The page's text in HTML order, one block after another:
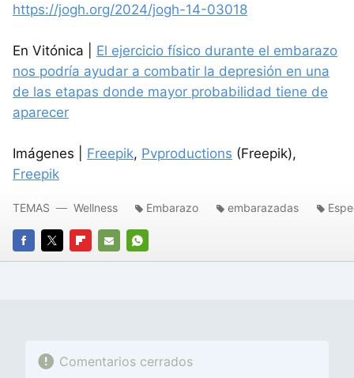
https://jogh.org/2024/jogh-14-03018
En Vitónica | El ejercicio físico durante el embarazo
nos podría ayudar a combatir la depresión en una
de las etapas donde mayor probabilidad tiene de
aparecer
Imágenes | Freepik, Pvproductions (Freepik),
Freepik
FACEBOOK
TWITTERFLIPBOARD
E-
WHATSAPP
TEMAS Wellness Embarazo embarazadas
Comentarios cerrados